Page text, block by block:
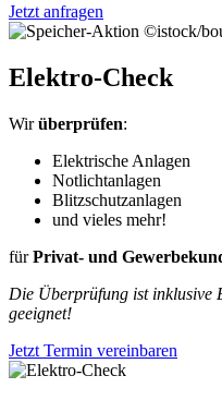
Jetzt anfragen
©istock/
Elektro-Check
Wirüberprüfen:
Elektrische Anlagen
Notlichtanlagen
Blitzschutzanlagen
und vieles mehr!
fürPrivat- und
Die Überprüfung ist inklusive
geeignet!
Jetzt Termin vereinbaren